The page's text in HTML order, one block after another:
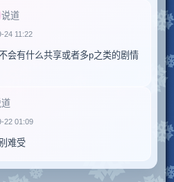
说道
24 11:22
会有什么共享或者多p之类的剧情
22 01:09
难受